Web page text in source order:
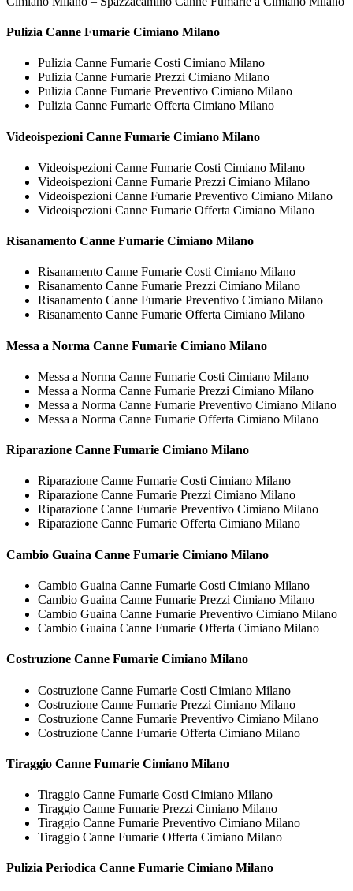
Pulizia Canne Fumarie Cimiano Milano
Pulizia Canne Fumarie Costi Cimiano Milano
Pulizia Canne Fumarie Prezzi Cimiano Milano
Pulizia Canne Fumarie Preventivo Cimiano Milano
Pulizia Canne Fumarie Offerta Cimiano Milano
Videoispezioni Canne Fumarie Cimiano Milano
Videoispezioni Canne Fumarie Costi Cimiano Milano
Videoispezioni Canne Fumarie Prezzi Cimiano Milano
Videoispezioni Canne Fumarie Preventivo Cimiano Milano
Videoispezioni Canne Fumarie Offerta Cimiano Milano
Risanamento Canne Fumarie Cimiano Milano
Risanamento Canne Fumarie Costi Cimiano Milano
Risanamento Canne Fumarie Prezzi Cimiano Milano
Risanamento Canne Fumarie Preventivo Cimiano Milano
Risanamento Canne Fumarie Offerta Cimiano Milano
Messa a Norma Canne Fumarie Cimiano Milano
Messa a Norma Canne Fumarie Costi Cimiano Milano
Messa a Norma Canne Fumarie Prezzi Cimiano Milano
Messa a Norma Canne Fumarie Preventivo Cimiano Milano
Messa a Norma Canne Fumarie Offerta Cimiano Milano
Riparazione Canne Fumarie Cimiano Milano
Riparazione Canne Fumarie Costi Cimiano Milano
Riparazione Canne Fumarie Prezzi Cimiano Milano
Riparazione Canne Fumarie Preventivo Cimiano Milano
Riparazione Canne Fumarie Offerta Cimiano Milano
Cambio Guaina Canne Fumarie Cimiano Milano
Cambio Guaina Canne Fumarie Costi Cimiano Milano
Cambio Guaina Canne Fumarie Prezzi Cimiano Milano
Cambio Guaina Canne Fumarie Preventivo Cimiano Milano
Cambio Guaina Canne Fumarie Offerta Cimiano Milano
Costruzione Canne Fumarie Cimiano Milano
Costruzione Canne Fumarie Costi Cimiano Milano
Costruzione Canne Fumarie Prezzi Cimiano Milano
Costruzione Canne Fumarie Preventivo Cimiano Milano
Costruzione Canne Fumarie Offerta Cimiano Milano
Tiraggio Canne Fumarie Cimiano Milano
Tiraggio Canne Fumarie Costi Cimiano Milano
Tiraggio Canne Fumarie Prezzi Cimiano Milano
Tiraggio Canne Fumarie Preventivo Cimiano Milano
Tiraggio Canne Fumarie Offerta Cimiano Milano
Pulizia Periodica Canne Fumarie Cimiano Milano